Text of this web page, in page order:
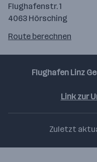
Flughafenstr. 1
4063 Hörsching
Route
Route berechnen
Flughafen Linz
Link zur
Zuletzt